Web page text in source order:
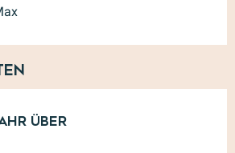
über
über